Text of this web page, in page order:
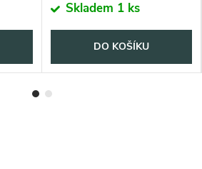
Skladem 1 ks
DO KOŠÍKU